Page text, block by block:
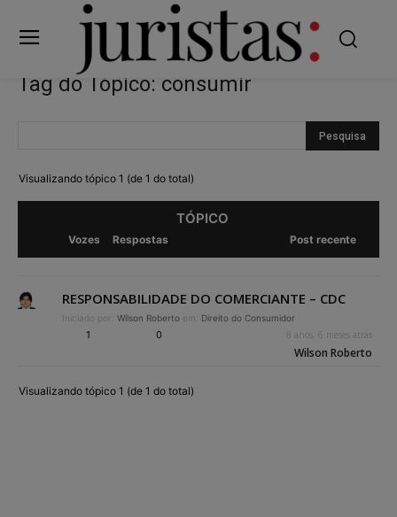
Tag do Tópico: consumir
Visualizando tópico 1 (de 1 do total)
TÓPICO
Vozes Respostas Post recente
RESPONSABILIDADE DO COMERCIANTE – CDC
Iniciado por: Wilson Roberto em: Direito do Consumidor
1 0 8 anos, 6 meses atrás
Wilson Roberto
Visualizando tópico 1 (de 1 do total)